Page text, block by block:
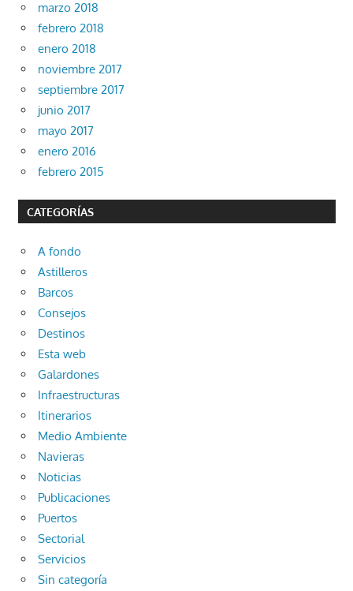
marzo 2018
febrero 2018
enero 2018
noviembre 2017
septiembre 2017
junio 2017
mayo 2017
enero 2016
febrero 2015
CATEGORÍAS
A fondo
Astilleros
Barcos
Consejos
Destinos
Esta web
Galardones
Infraestructuras
Itinerarios
Medio Ambiente
Navieras
Noticias
Publicaciones
Puertos
Sectorial
Servicios
Sin categoría